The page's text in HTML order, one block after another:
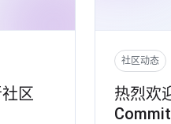
区
社区动态
热烈欢